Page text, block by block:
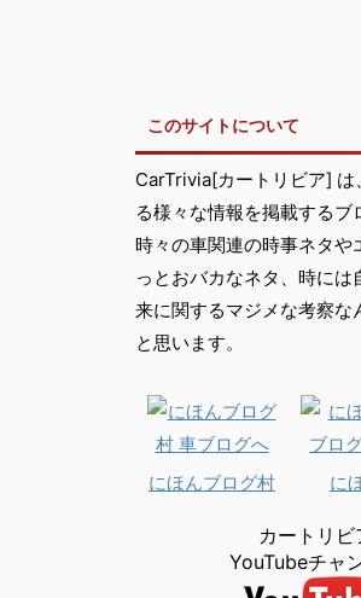
このサイトについて
CarTrivia[カートリビア] は
る様々な情報を掲載するブ
時々の車関連の時事ネタや
っとおバカなネタ、時には
来に関するマジメな考察な
と思います。
にほんブログ村 に
カートリビ
YouTubeチャ